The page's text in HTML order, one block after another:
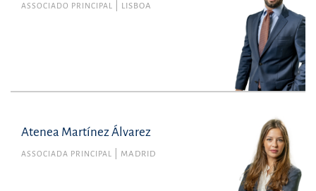
ASSOCIADO PRINCIPAL LISBOA
Atenea Martínez Álvarez
ASSOCIADA PRINCIPAL MADRID